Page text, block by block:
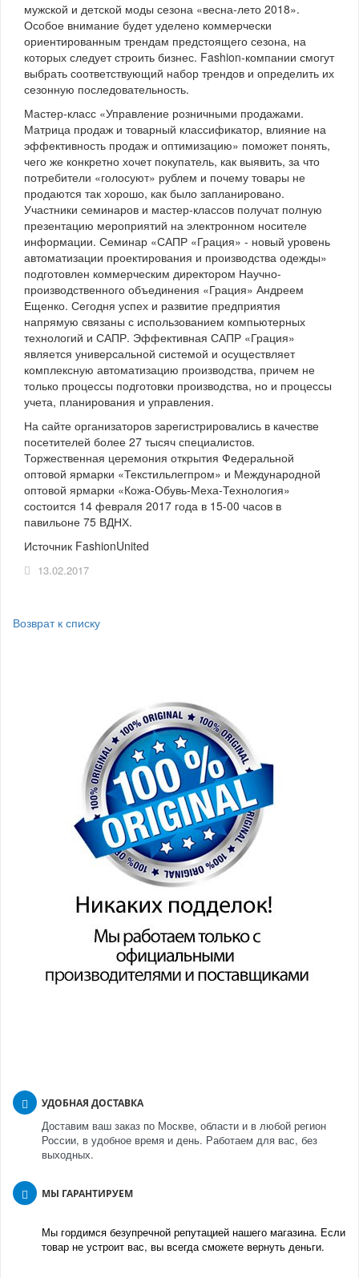
мужской и детской моды сезона «весна-лето 2018».
Особое внимание будет уделено коммерчески
ориентированным трендам предстоящего сезона, на
которых следует строить бизнес. Fashion-компании смогут
выбрать соответствующий набор трендов и определить их
сезонную последовательность.
Мастер-класс «Управление розничными продажами.
Матрица продаж и товарный классификатор, влияние на
эффективность продаж и оптимизацию» поможет понять,
чего же конкретно хочет покупатель, как выявить, за что
потребители «голосуют» рублем и почему товары не
продаются так хорошо, как было запланировано.
Участники семинаров и мастер-классов получат полную
презентацию мероприятий на электронном носителе
информации. Семинар «САПР «Грация» - новый уровень
автоматизации проектирования и производства одежды»
подготовлен коммерческим директором Научно-
производственного объединения «Грация» Андреем
Ещенко. Сегодня успех и развитие предприятия
напрямую связаны с использованием компьютерных
технологий и САПР. Эффективная САПР «Грация»
является универсальной системой и осуществляет
комплексную автоматизацию производства, причем не
только процессы подготовки производства, но и процессы
учета, планирования и управления.
На сайте организаторов зарегистрировались в качестве
посетителей более 27 тысяч специалистов.
Торжественная церемония открытия Федеральной
оптовой ярмарки «Текстильлегпром» и Международной
оптовой ярмарки «Кожа-Обувь-Меха-Технология»
состоится 14 февраля 2017 года в 15-00 часов в
павильоне 75 ВДНХ.
Источник FashionUnited
13.02.2017
Возврат к списку
УДОБНАЯ ДОСТАВКА
Доставим ваш заказ по Москве, области и в любой регион
России, в удобное время и день. Работаем для вас, без
выходных.
МЫ ГАРАНТИРУЕМ
Мы гордимся безупречной репутацией нашего магазина. Если
товар не устроит вас, вы всегда сможете вернуть деньги.